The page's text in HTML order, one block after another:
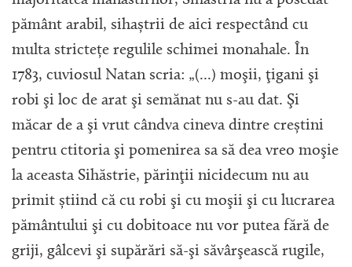
pământ arabil, sihaștrii de aici respectând cu
multa strictețe regulile schimei monahale. În
1783, cuviosul Natan scria: „(...) moşii, ţigani şi
robi şi loc de arat şi semănat nu s-au dat. Şi
măcar de a şi vrut cândva cineva dintre creștini
pentru ctitoria şi pomenirea sa să dea vreo moşie
la aceasta Sihăstrie, părinţii nicidecum nu au
primit știind că cu robi şi cu moşii şi cu lucrarea
pământului şi cu dobitoace nu vor putea fără de
griji, gâlcevi şi supărări să-şi săvârşească rugile,